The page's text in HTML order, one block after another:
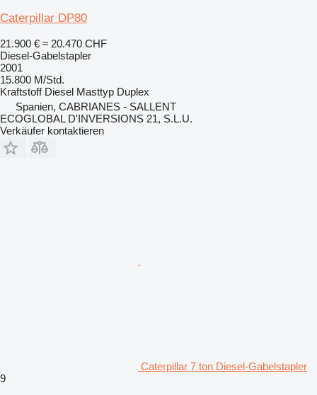
Caterpillar DP80
21.900 € ≈ 20.470 CHF
Diesel-Gabelstapler
2001
15.800 M/Std.
Kraftstoff Diesel Masttyp Duplex
Spanien, CABRIANES - SALLENT
ECOGLOBAL D'INVERSIONS 21, S.L.U.
Verkäufer kontaktieren
Caterpillar 7 ton Diesel-Gabelstapler
9